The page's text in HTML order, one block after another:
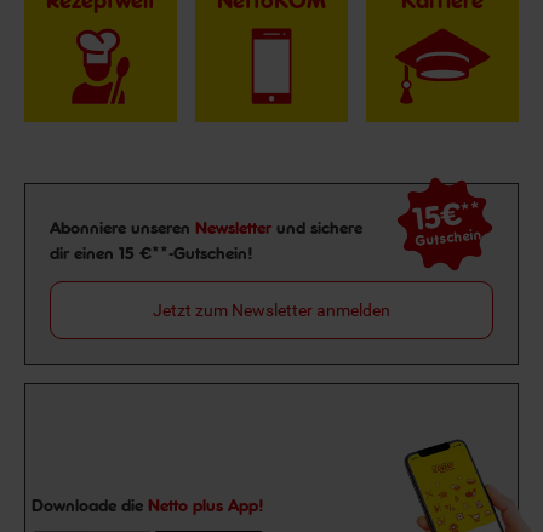
Newsletter Anmeldung
Abonniere unseren Newsletter und sichere
dir einen 15 €**-Gutschein!
15€**
Gutschein
Jetzt zum Newsletter anmelden
Downloade die Netto plus App!